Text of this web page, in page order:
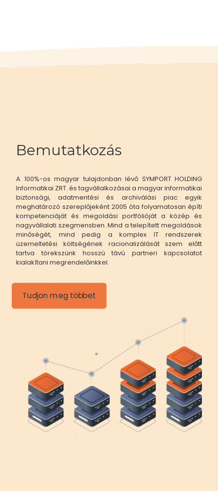
Bemutatkozás
A 100%-os magyar tulajdonban lévő SYMPORT HOLDING
Informatikai ZRT. és tagvállalkozásai a magyar informatikai
biztonsági, adatmentési és archiválási piac egyik
meghatározó szereplőjeként 2005 óta folyamatosan építi
kompetenciáját és megoldási portfólióját a közép és
nagyvállalati szegmensben. Mind a telepített megoldások
minőségét, mind pedig a komplex IT rendszerek
üzemeltetési költségének racionalizálását szem előtt
tartva törekszünk hosszú távú partneri kapcsolatot
kialakítani megrendelőinkkel.
Tudjon meg többet